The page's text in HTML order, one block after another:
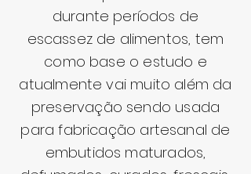
durante períodos de
escassezde alimentos, tem
como base o estudo e
atualmente vai muito além da
preservação sendo usada
para fabricação artesanal de
embutidos maturados,